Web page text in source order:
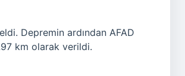
Depremin ardından AFAD
km olarak verildi.